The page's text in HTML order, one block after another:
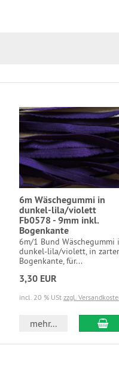
6m Wäschegummi in
dunkel-lila/violett
Fb0578 - 9mm inkl.
Bogenkante
6m/1 Bund Wäschegummi
dunkel-lila/violett, in zarter
Bogenkante, für...
3,30 EUR
incl. 20 % USt zzgl.
mehr... In